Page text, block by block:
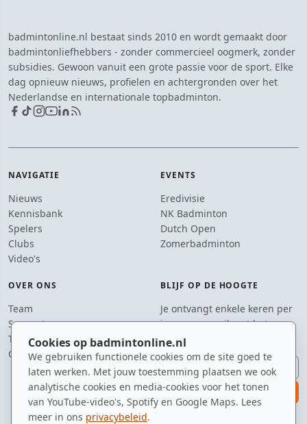
Cookies op badmintonline.nl
We gebruiken functionele cookies om de site goed te
laten werken. Met jouw toestemming plaatsen we ook
analytische cookies en media-cookies voor het tonen
van YouTube-video's, Spotify en Google Maps. Lees
meer in ons privacybeleid.
badmintonline.nl bestaat sinds 2010 en wordt gemaakt door
badmintonliefhebbers - zonder commercieel oogmerk, zonder
subsidies. Gewoon vanuit een grote passie voor de sport. Elke
dag opnieuw nieuws, profielen en achtergronden over het
Nederlandse en internationale topbadminton.
NAVIGATIE
Nieuws
Kennisbank
Spelers
Clubs
Video's
EVENTS
Eredivisie
NK Badminton
Dutch Open
Zomerbadminton
OVER ONS
Team
Supporters
Tip de redactie
Contact
BLIJF OP DE HOOGTE
Je ontvangt enkele keren per
jaar een e-mail met het
laatste badmintonnieuws.
E-mailadres
aanmelden